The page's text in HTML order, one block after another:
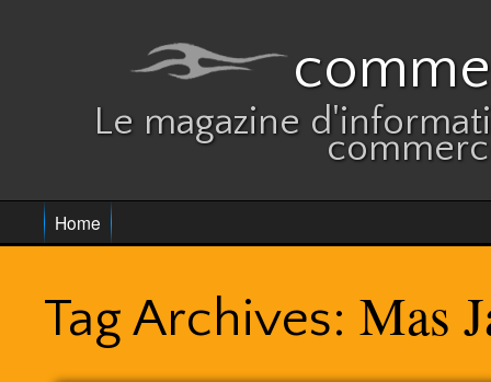
Le magazine
Home
Tag Archives: Mas